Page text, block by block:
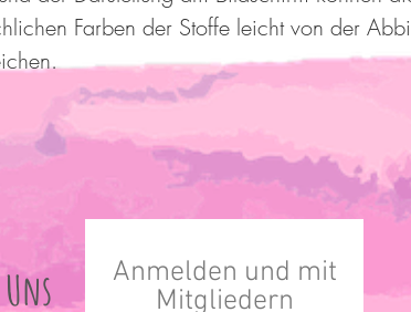
Farben der Stoffe leicht von der
Anmelden und mit
Mitgliedern